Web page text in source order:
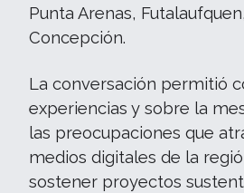
Punta Arenas,
Concepción.
La conversación permitió
experiencias y sobre la
las preocupaciones que
medios digitales de la
sostener proyectos